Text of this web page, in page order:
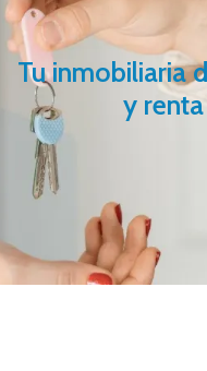
Tu inmobiliaria
y